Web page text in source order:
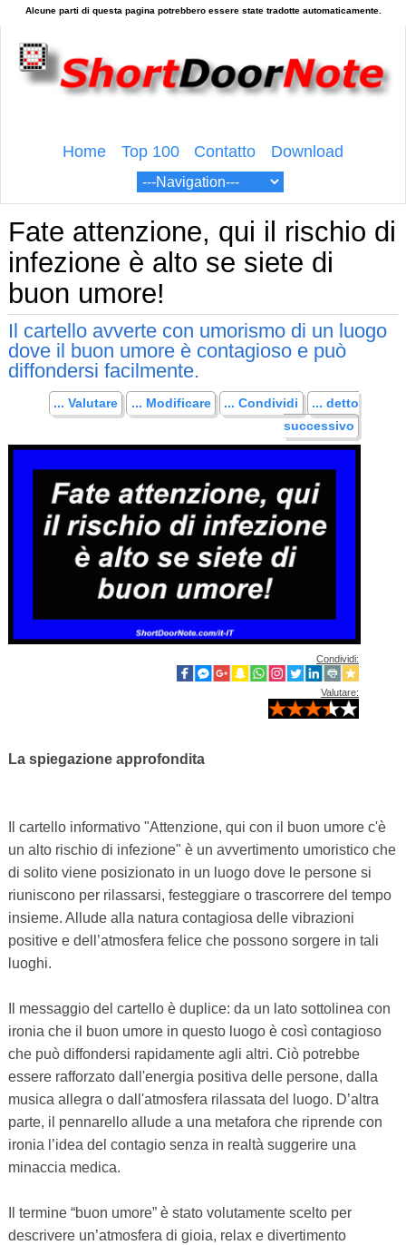
Home Top 100 Contatto Download
Fate attenzione, qui il rischio di
infezione è alto se siete di
buon umore!
Il cartello avverte con umorismo di un luogo
dove il buon umore è contagioso e può
diffondersi facilmente.
... Valutare ... Modificare ... Condividi
... detto
successivo
Condividi:
Valutare:
La spiegazione approfondita
Il cartello informativo "Attenzione, qui con il buon umore c'è
un alto rischio di infezione" è un avvertimento umoristico che
di solito viene posizionato in un luogo dove le persone si
riuniscono per rilassarsi, festeggiare o trascorrere del tempo
insieme. Allude alla natura contagiosa delle vibrazioni
positive e dell’atmosfera felice che possono sorgere in tali
luoghi.
Il messaggio del cartello è duplice: da un lato sottolinea con
ironia che il buon umore in questo luogo è così contagioso
che può diffondersi rapidamente agli altri. Ciò potrebbe
essere rafforzato dall'energia positiva delle persone, dalla
musica allegra o dall'atmosfera rilassata del luogo. D’altra
parte, il pennarello allude a una metafora che riprende con
ironia l’idea del contagio senza in realtà suggerire una
minaccia medica.
Il termine “buon umore” è stato volutamente scelto per
descrivere un’atmosfera di gioia, relax e divertimento